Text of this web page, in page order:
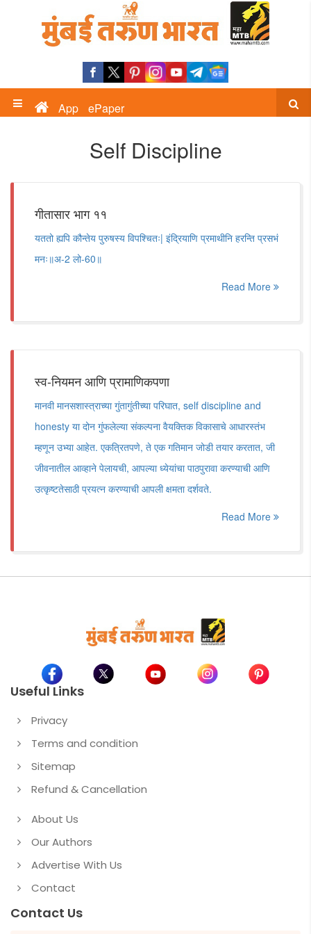
App ePaper
Self Discipline
गीतासार भाग ११
यततो ह्यपि कौन्तेय पुरुषस्य विपश्चितः| इंद्रियाणि प्रमाथीनि हरन्ति प्रसभं
मनः॥अ-2 लो-60॥
Read More
स्व-नियमन आणि प्रामाणिकपणा
मानवी मानसशास्त्राच्या गुंतागुंतीच्या परिघात, self discipline and
honesty या दोन गुंफलेल्या संकल्पना वैयक्तिक विकासाचे आधारस्तंभ
म्हणून उभ्या आहेत. एकत्रितपणे, ते एक गतिमान जोडी तयार करतात, जी
जीवनातील आव्हाने पेलायची, आपल्या ध्येयांचा पाठपुरावा करण्याची आणि
उत्कृष्टतेसाठी प्रयत्न करण्याची आपली क्षमता दर्शवते.
Read More
Useful Links
Privacy
Terms and condition
Sitemap
Refund & Cancellation
About Us
Our Authors
Advertise With Us
Contact
Contact Us